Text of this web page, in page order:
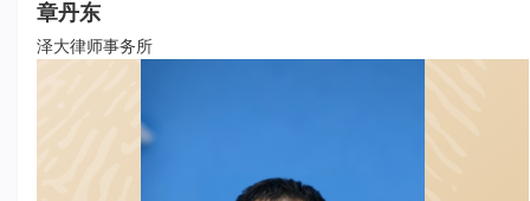
章丹东
泽大律师事务所